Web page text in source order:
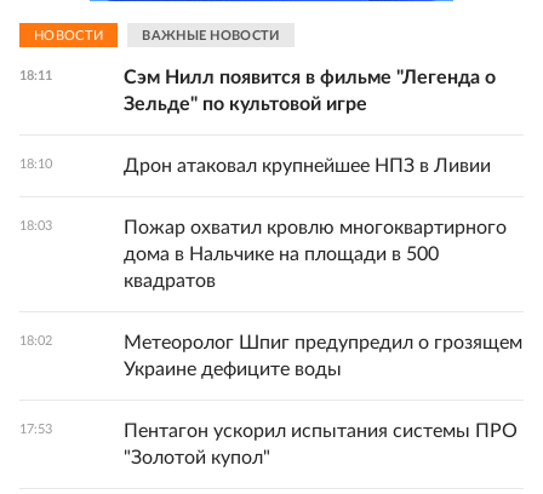
НОВОСТИ ВАЖНЫЕ НОВОСТИ
18:11
Сэм Нилл появится в фильме "Легенда о
Зельде" по культовой игре
18:10 Дрон атаковал крупнейшее НПЗ в Ливии
18:03
Пожар охватил кровлю многоквартирного
дома в Нальчике на площади в 500
квадратов
18:02
Метеоролог Шпиг предупредил о грозящем
Украине дефиците воды
17:53
Пентагон ускорил испытания системы ПРО
"Золотой купол"